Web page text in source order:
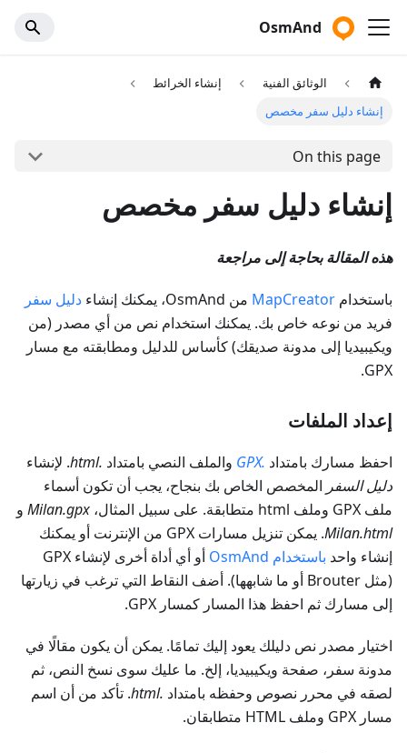
OsmAnd
الوثائق الفنية
إنشاء الخرائط
إنشاء دليل سفر مخصص
On this page
إنشاء دليل سفر مخصص
هذه المقالة بحاجة إلى مراجعة
باستخدام MapCreator من OsmAnd، يمكنك إنشاء
دليل سفر
فريد من نوعه خاص بك. يمكنك استخدام نص من أي مصدر (من
ويكيبيديا إلى مدونة صديقك) كأساس للدليل ومطابقته مع مسار
GPX.
إعداد الملفات
احفظ مسارك بامتداد .GPX والملف النصي بامتداد .html
. لإنشاء
دليل السفر المخصص الخاص بك بنجاح، يجب أن تكون أسماء
ملف GPX وملف html متطابقة. على سبيل المثال،
Milan.gpx و
Milan.html
. يمكن تنزيل مسارات GPX من الإنترنت أو يمكنك
إنشاء واحد باستخدام OsmAnd
أو أي أداة أخرى لإنشاء GPX
(مثل Brouter أو ما شابهها). أضف النقاط التي ترغب في زيارتها
إلى مسارك ثم احفظ هذا المسار كمسار GPX.
اختيار مصدر نص دليلك يعود إليك تمامًا. يمكن أن يكون مقالًا في
مدونة سفر، صفحة ويكيبيديا، إلخ. ما عليك سوى نسخ النص، ثم
لصقه في محرر نصوص وحفظه بامتداد .html
. تأكد من أن اسم
مسار GPX وملف HTML متطابقان.